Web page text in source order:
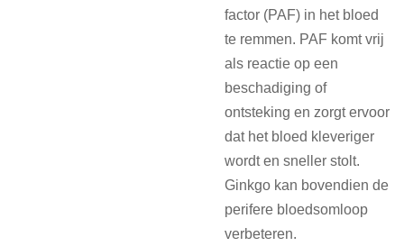
factor (PAF) in het bloed
te remmen. PAF komt vrij
als reactie op een
beschadiging of
ontsteking en zorgt ervoor
dat het bloed kleveriger
wordt en sneller stolt.
Ginkgo kan bovendien de
perifere bloedsomloop
verbeteren.